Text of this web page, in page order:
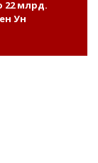
22 млрд.
Ун